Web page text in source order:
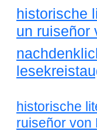
historische
un ruiseñor
historische
ruiseñor von